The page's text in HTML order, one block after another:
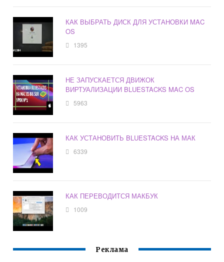
КАК ВЫБРАТЬ ДИСК ДЛЯ УСТАНОВКИ MAC
OS
1395
НЕ ЗАПУСКАЕТСЯ ДВИЖОК
ВИРТУАЛИЗАЦИИ BLUESTACKS MAC OS
5963
КАК УСТАНОВИТЬ BLUESTACKS НА МАК
6339
КАК ПЕРЕВОДИТСЯ МАКБУК
1009
Реклама